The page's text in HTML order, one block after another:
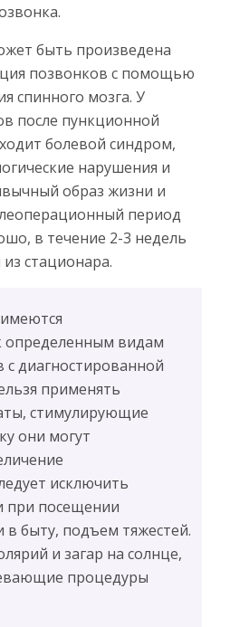
быть произведена
позвонков с помощью
спинного мозга. У
после пункционной
болевой синдром,
нарушения и
образ жизни и
период
в течение 2-3 недель
стационара.
определенным видам
с диагностированной
применять
стимулирующие
они могут
исключить
при посещении
в быту, подъем тяжестей.
и загар на солнце,
процедуры